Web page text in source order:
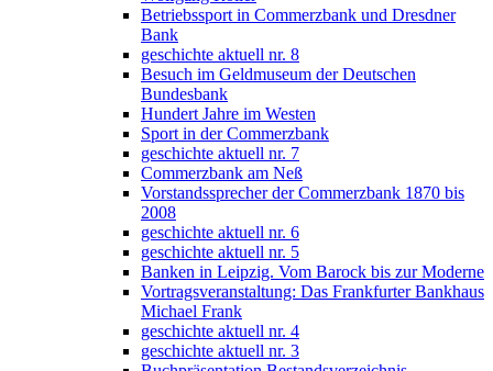
Betriebssport in Commerzbank und Dresdner
Bank
geschichte aktuell nr. 8
Besuch im Geldmuseum der Deutschen
Bundesbank
Hundert Jahre im Westen
Sport in der Commerzbank
geschichte aktuell nr. 7
Commerzbank am Neß
Vorstandssprecher der Commerzbank 1870 bis
2008
geschichte aktuell nr. 6
geschichte aktuell nr. 5
Banken in Leipzig. Vom Barock bis zur Moderne
Vortragsveranstaltung: Das Frankfurter Bankhaus
Michael Frank
geschichte aktuell nr. 4
geschichte aktuell nr. 3